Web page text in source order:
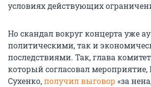
условиях действующих
Но скандал вокруг концерта уже
политическими, так и
последствиями. Так, глава
который согласовал мероприятие,
Сухенко,получил выговор «за